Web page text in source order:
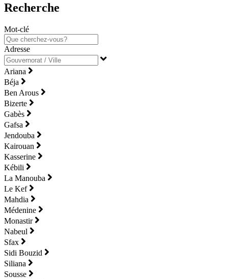
Recherche
Mot-clé
Adresse
Ariana
Béja
Ben Arous
Bizerte
Gabès
Gafsa
Jendouba
Kairouan
Kasserine
Kébili
La Manouba
Le Kef
Mahdia
Médenine
Monastir
Nabeul
Sfax
Sidi Bouzid
Siliana
Sousse